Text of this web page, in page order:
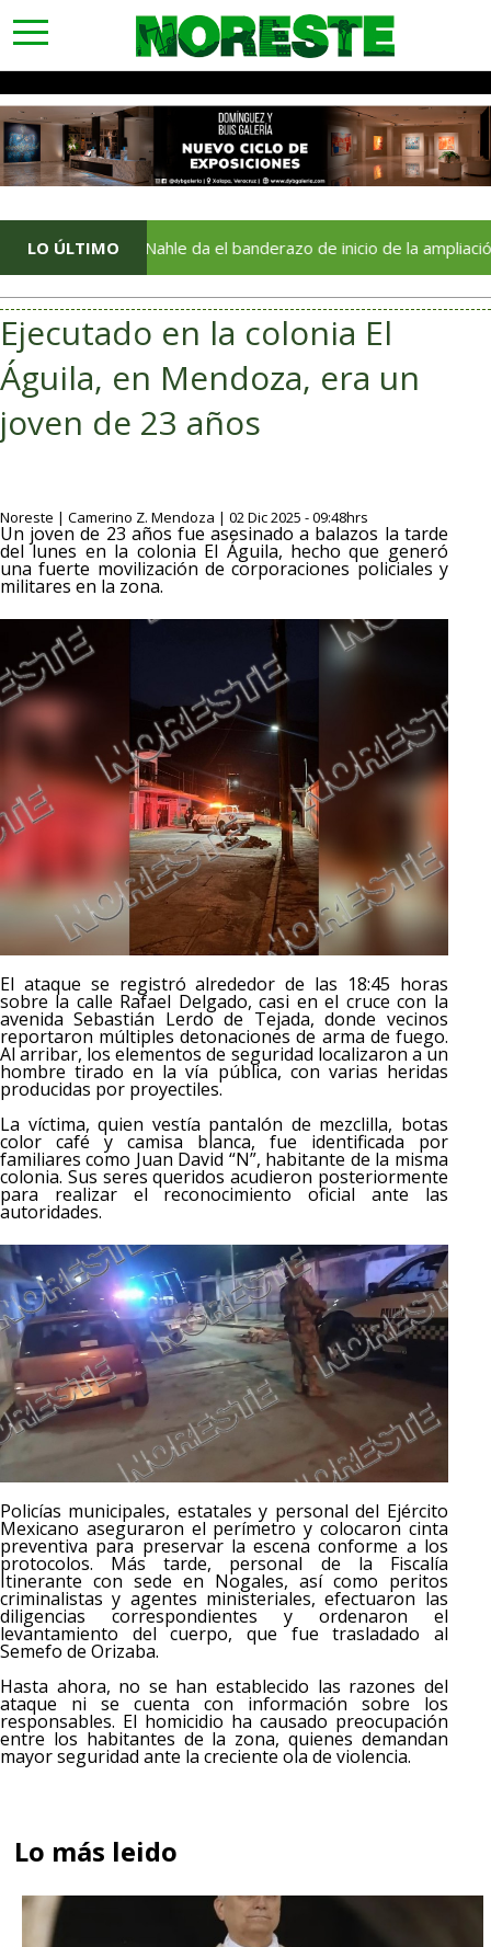
toggle
navigation
LO ÚLTIMO
Rocío Nahle da el banderazo de inicio de la ampliación del
Ejecutado en la colonia El
Águila, en Mendoza, era un
joven de 23 años
Noreste | Camerino Z. Mendoza | 02 Dic 2025 - 09:48hrs
Un joven de 23 años fue asesinado a balazos la tarde
del lunes en la colonia El Águila, hecho que generó
una fuerte movilización de corporaciones policiales y
militares en la zona.
El ataque se registró alrededor de las 18:45 horas
sobre la calle Rafael Delgado, casi en el cruce con la
avenida Sebastián Lerdo de Tejada, donde vecinos
reportaron múltiples detonaciones de arma de fuego.
Al arribar, los elementos de seguridad localizaron a un
hombre tirado en la vía pública, con varias heridas
producidas por proyectiles.
La víctima, quien vestía pantalón de mezclilla, botas
color café y camisa blanca, fue identificada por
familiares como Juan David “N”, habitante de la misma
colonia. Sus seres queridos acudieron posteriormente
para realizar el reconocimiento oficial ante las
autoridades.
Policías municipales, estatales y personal del Ejército
Mexicano aseguraron el perímetro y colocaron cinta
preventiva para preservar la escena conforme a los
protocolos. Más tarde, personal de la Fiscalía
Itinerante con sede en Nogales, así como peritos
criminalistas y agentes ministeriales, efectuaron las
diligencias correspondientes y ordenaron el
levantamiento del cuerpo, que fue trasladado al
Semefo de Orizaba.
Hasta ahora, no se han establecido las razones del
ataque ni se cuenta con información sobre los
responsables. El homicidio ha causado preocupación
entre los habitantes de la zona, quienes demandan
mayor seguridad ante la creciente ola de violencia.
Lo más leido